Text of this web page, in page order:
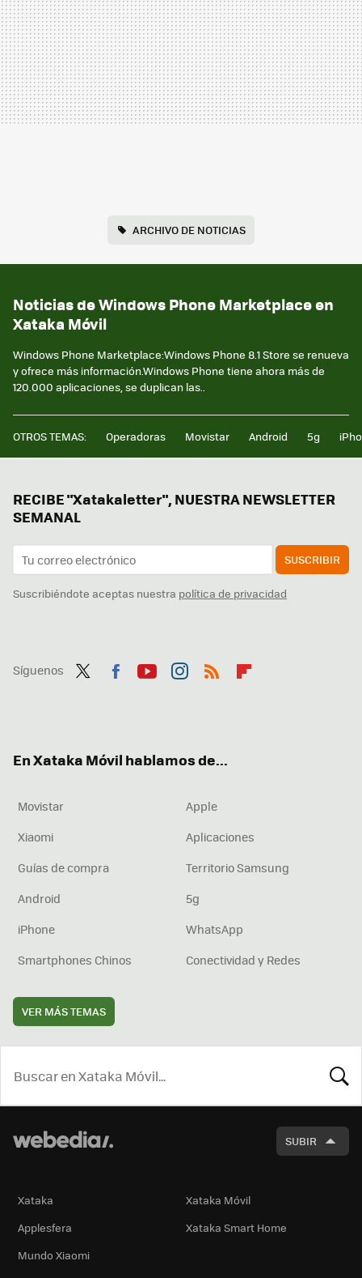
ARCHIVO DE NOTICIAS
Noticias de Windows Phone Marketplace en
Xataka Móvil
Windows Phone Marketplace:Windows Phone 8.1 Store se renueva
y ofrece más información.Windows Phone tiene ahora más de
120.000 aplicaciones, se duplican las..
OTROS TEMAS: Operadoras Movistar Android 5g
RECIBE "Xatakaletter", NUESTRA NEWSLETTER
SEMANAL
SUSCRIBIR
Suscribiéndote aceptas nuestra política de privacidad
Síguenos
En Xataka Móvil hablamos de...
Movistar
Apple
Xiaomi
Aplicaciones
Guías de compra
Territorio Samsung
Android
5g
iPhone
WhatsApp
Smartphones Chinos
Conectividad y Redes
VER MÁS TEMAS
SUBIR
Xataka
Xataka Móvil
Applesfera
Xataka Smart Home
Mundo Xiaomi